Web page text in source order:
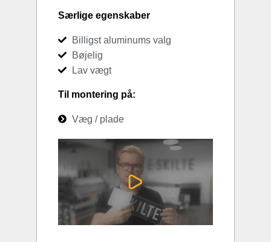
Særlige egenskaber
Billigst aluminums valg
Bøjelig
Lav vægt
Til montering på:
Væg / plade